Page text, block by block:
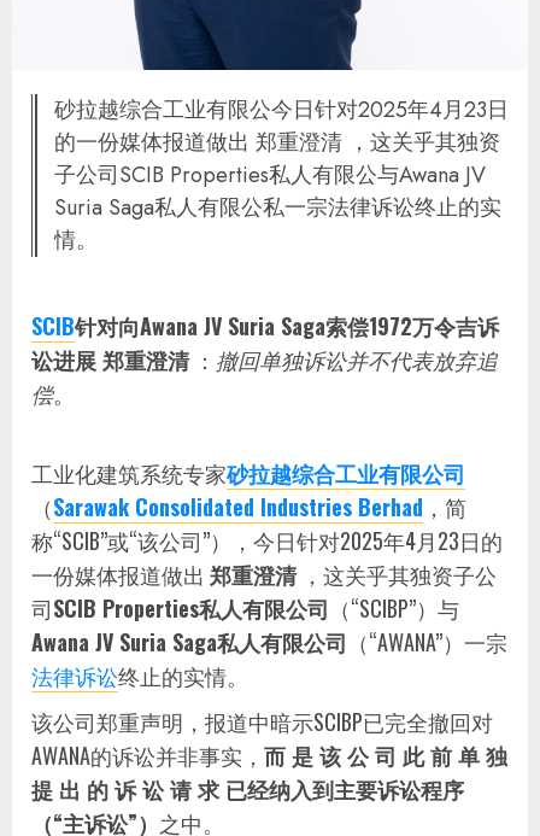
砂拉越综合工业有限公今日针对2025年4月23日
的一份媒体报道做出 郑重澄清 ，这关乎其独资
子公司SCIB Properties私人有限公与Awana JV
Suria Saga私人有限公私一宗法律诉讼终止的实
情。
SCIB针对向Awana JV Suria Saga索偿1972万令吉诉
讼进展 郑重澄清： 撤回单独诉讼并不代表放弃追
偿。
工业化建筑系统专家砂拉越综合工业有限公司
（Sarawak Consolidated Industries Berhad ，简
称“SCIB”或“该公司”），今日针对2025年4月23日的
一份媒体报道做出 郑重澄清，这关乎其独资子公
司SCIB Properties私人有限公司 （“SCIBP”）与
Awana JV Suria Saga私人有限公司 （“AWANA”）一宗
法律诉讼终止的实情。
该公司郑重声明，报道中暗示SCIBP已完全撤回对
AWANA的诉讼并非事实， 而 是 该 公 司 此 前 单 独
提 出 的 诉 讼 请 求 已经纳入到主要诉讼程序
（“主诉讼”） 之中。